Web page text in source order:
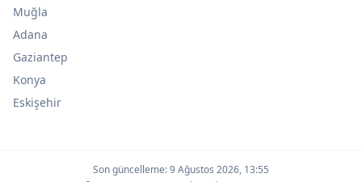
Muğla
Adana
Gaziantep
Konya
Eskişehir
Son güncelleme:9 Ağustos 2026, 13:55